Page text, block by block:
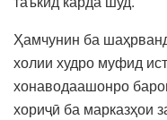
Ҳамчунин ба
холии худро муфид
хонаводаашонро
хориҷӣ ба марказҳои